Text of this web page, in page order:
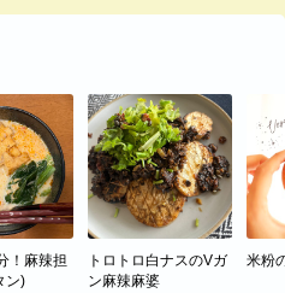
！麻辣担
ン)
トロトロ白ナスのVガ
ン麻辣麻婆
米粉